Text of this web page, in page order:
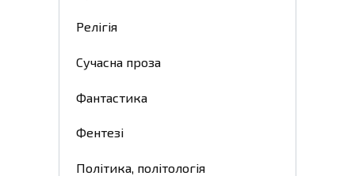
Релігія
Сучасна проза
Фантастика
Фентезі
Політика, політологія